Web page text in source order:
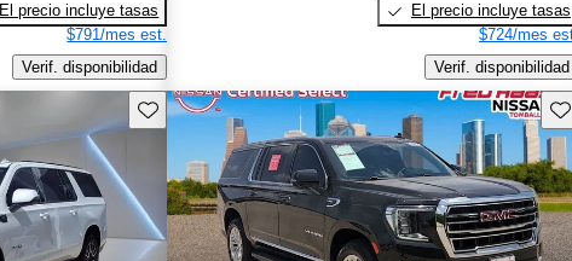
El precio incluye tasas
$791/mes est.
Verif. disponibilidad
El precio incluye tasas
$724/mes
Verif. disponibilidad
Guarda este Aviso